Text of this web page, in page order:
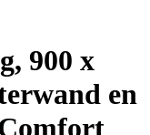
900 x
en